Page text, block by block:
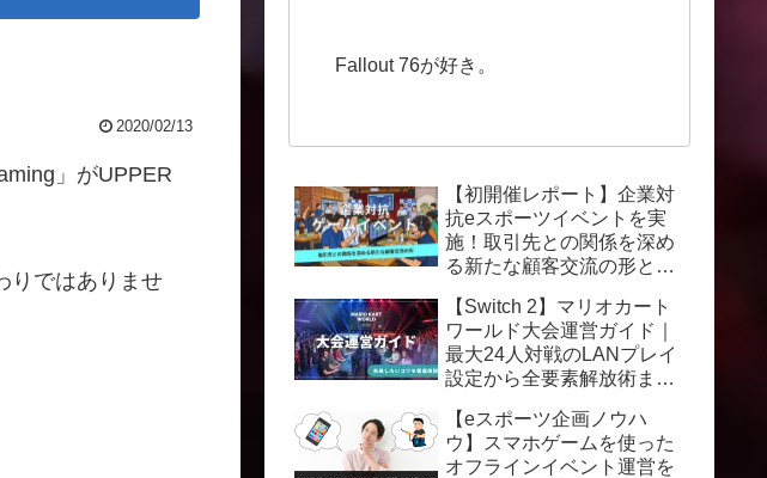
2020/02/13
」がUPPER
りではありませ
Fallout 76が好き。
【初開催レポート】企業対
抗eスポーツイベントを実
施！取引先との関係を深め
る新たな顧客交流の形と
【Switch 2】マリオカート
ワールド大会運営ガイド｜
最大24人対戦のLANプレイ
設定から全要素解放術まで
【eスポーツ企画ノウハ
ウ】スマホゲームを使った
オフラインイベント運営を